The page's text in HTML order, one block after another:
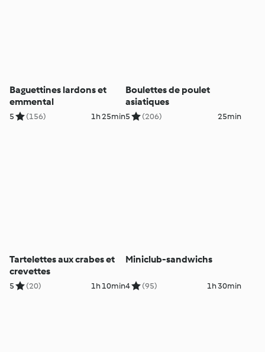
Baguettines lardons et
emmental
5 (156) 1h 25min
Boulettes de poulet
asiatiques
5 (206) 25min
Tartelettes aux crabes et
crevettes
5 (20) 1h 10min
Miniclub-sandwichs
4 (95) 1h 30min